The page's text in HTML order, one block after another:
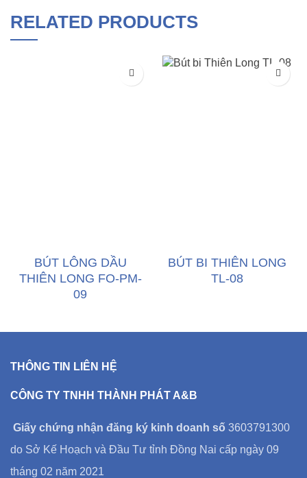
RELATED PRODUCTS
BÚT LÔNG DẦU
THIÊN LONG FO-PM-
09
BÚT BI THIÊN LONG
TL-08
THÔNG TIN LIÊN HỆ
CÔNG TY TNHH THÀNH PHÁT A&B
Giấy chứng nhận đăng ký kinh doanh số 3603791300
do Sở Kế Hoạch và Đầu Tư tỉnh Đồng Nai cấp ngày 09
tháng 02 năm 2021